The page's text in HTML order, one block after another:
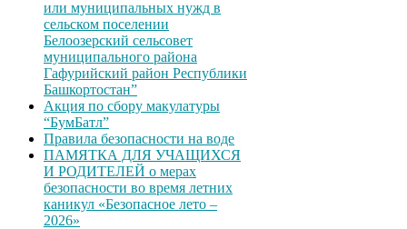
или муниципальных нужд в
сельском поселении
Белоозерский сельсовет
муниципального района
Гафурийский район Республики
Башкортостан”
Акция по сбору макулатуры
“БумБатл”
Правила безопасности на воде
ПАМЯТКА ДЛЯ УЧАЩИХСЯ
И РОДИТЕЛЕЙ о мерах
безопасности во время летних
каникул «Безопасное лето –
2026»